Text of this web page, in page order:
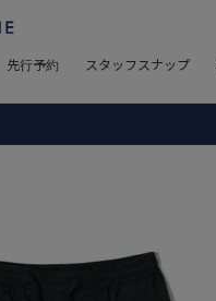
先行予約 スタッフスナップ